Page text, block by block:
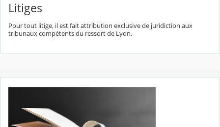
Litiges
Pour tout litige, il est fait attribution exclusive de juridiction aux
tribunaux compétents du ressort de Lyon.